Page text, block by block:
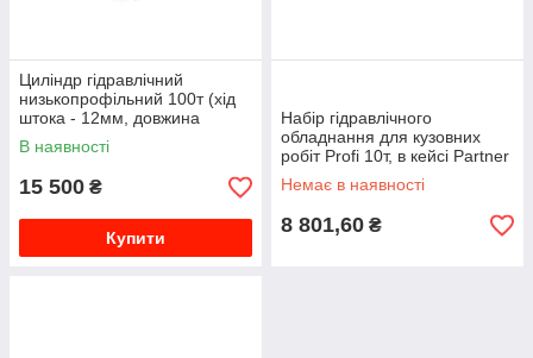
Циліндр гідравлічний
низькопрофільний 100т (хід
штока - 12мм, довжина
загальна - 85мм, тиск 740
bar) Forsage F-1409-1
В наявності
15 500 ₴
Купити
Набір гідравлічного
обладнання для кузовних
робіт Profi 10т, в кейсі Partner
PA-ZX0201C(PA-0010)
Немає в наявності
8 801,60 ₴